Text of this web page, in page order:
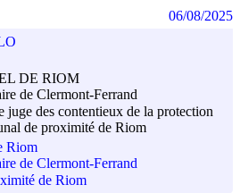
DE RIOM
de Clermont-Ferrand
juge des contentieux de la protection
de proximité de Riom
Riom
de Clermont-Ferrand
de Riom
06/08/2025